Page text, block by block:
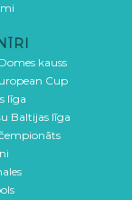
kauss
Cup
līga
Baltijas līga